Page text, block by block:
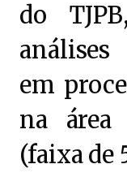
do
em
na
(faixa de